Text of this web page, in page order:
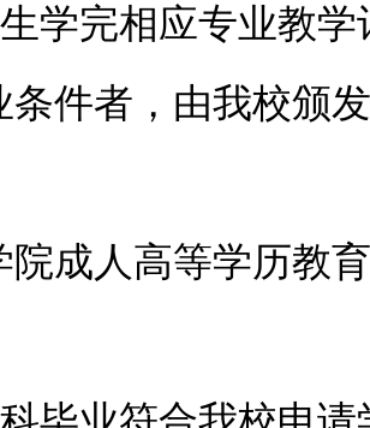
学完相应专业教学
条件者，由我校颁
院成人高等学历教